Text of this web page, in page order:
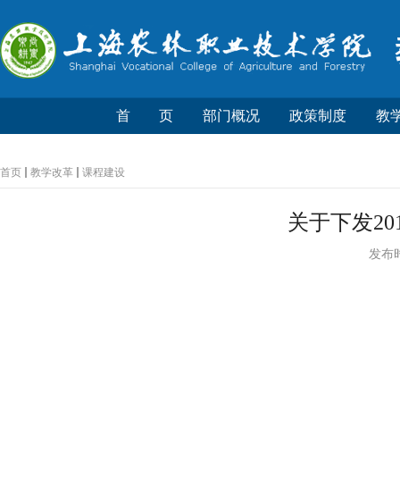
首 页 部门概况 政策制度 教
首页 教学改革 课程建设
关于下发
发布